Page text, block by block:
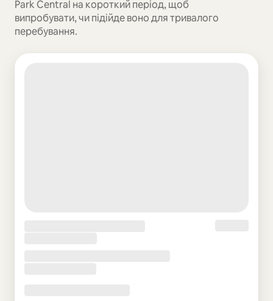
Park Central на короткий період, щоб
випробувати, чи підійде воно для тривалого
перебування.